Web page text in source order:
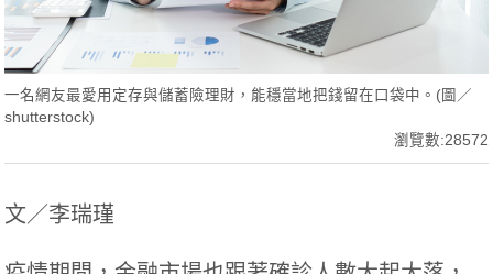
一名網友最愛用定存與儲蓄險理財，能穩當地把錢留在口袋中。(圖／
shutterstock)
瀏覽數:28572
文／李瑞瑾